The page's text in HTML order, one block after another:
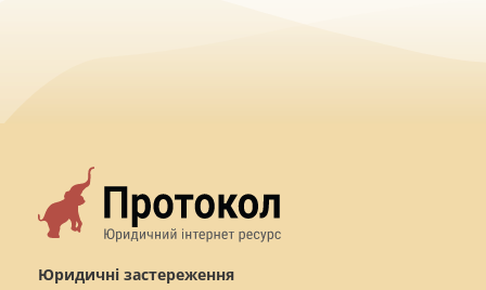
Юридичні застереження